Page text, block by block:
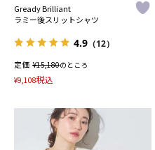
Gready Brilliant
ラミー後スリットシャツ
4.9 （12）
定価 ¥15,180のところ
¥9,108税込